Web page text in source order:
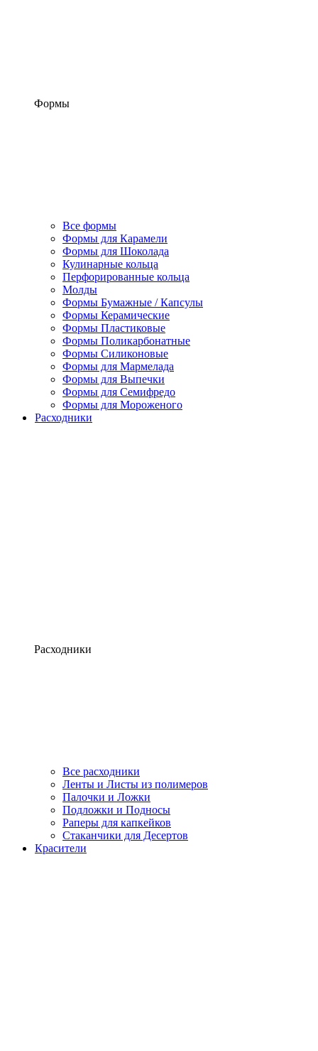
Формы
Все формы
Формы для Карамели
Формы для Шоколада
Кулинарные кольца
Перфорированные кольца
Молды
Формы Бумажные / Капсулы
Формы Керамические
Формы Пластиковые
Формы Поликарбонатные
Формы Силиконовые
Формы для Мармелада
Формы для Выпечки
Формы для Семифредо
Формы для Мороженого
Расходники
Расходники
Все расходники
Ленты и Листы из полимеров
Палочки и Ложки
Подложки и Подносы
Раперы для капкейков
Стаканчики для Десертов
Красители